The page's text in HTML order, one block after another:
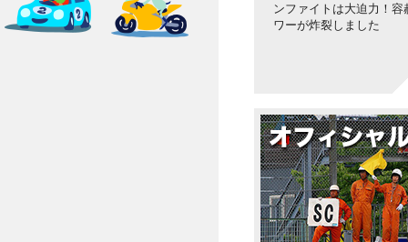
ンファイトは大迫力！
ワーが炸裂しました